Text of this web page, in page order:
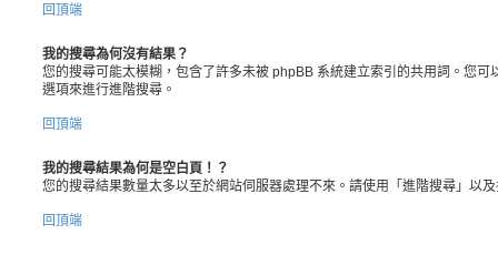
回頂端
我的搜尋為何沒有結果？
您的搜尋可能太模糊，包含了許多未被 phpBB 系統建立索引的共用詞。您可
選項來進行進階搜尋。
回頂端
我的搜尋結果為何是空白頁！？
您的搜尋結果數量太多以至於網站伺服器處理不來。請使用「進階搜尋」以
回頂端